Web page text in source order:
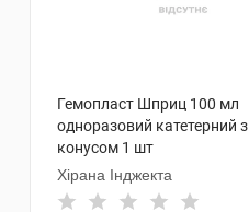
Гемопласт Шприц 100 мл
одноразовий катетерний з
конусом 1 шт
Хірана Інджекта